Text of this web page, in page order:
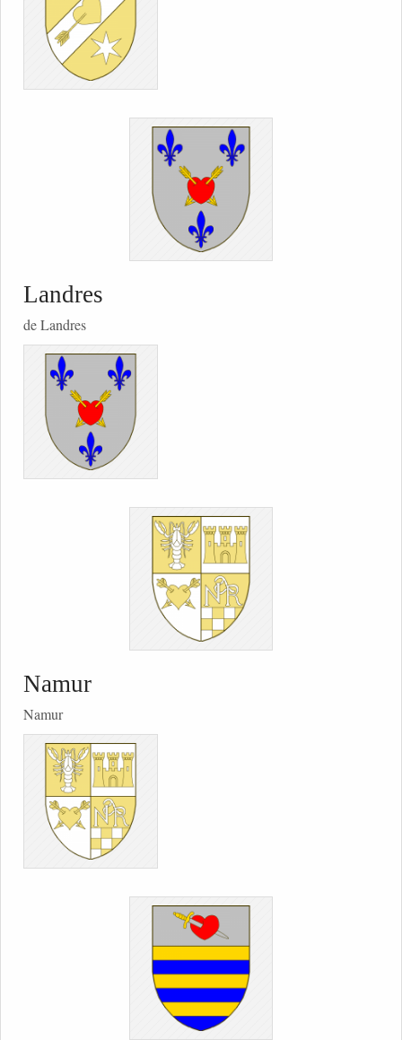
Landres
de Landres
Namur
Namur